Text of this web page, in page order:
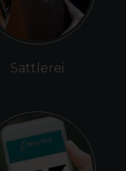
Sattlerei